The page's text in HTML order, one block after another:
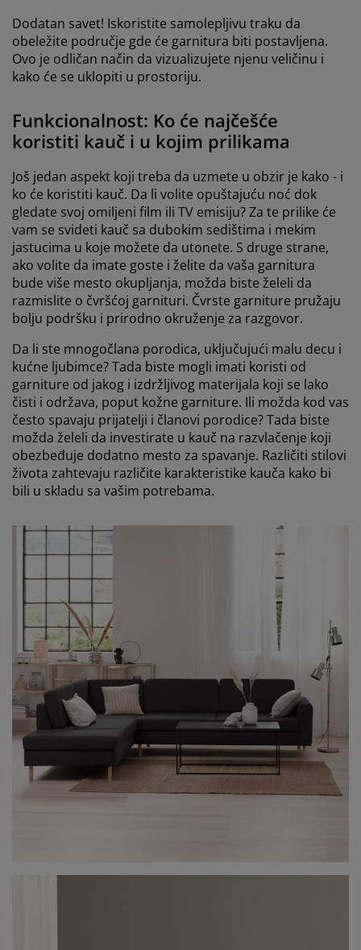
Dodatan savet! Iskoristite samolepljivu traku da
obeležite područje gde će garnitura biti postavljena.
Ovo je odličan način da vizualizujete njenu veličinu i
kako će se uklopiti u prostoriju.
Funkcionalnost: Ko će najčešće
koristiti kauč i u kojim prilikama
Još jedan aspekt koji treba da uzmete u obzir je kako - i
ko će koristiti kauč. Da li volite opuštajuću noć dok
gledate svoj omiljeni film ili TV emisiju? Za te prilike će
vam se svideti kauč sa dubokim sedištima i mekim
jastucima u koje možete da utonete. S druge strane,
ako volite da imate goste i želite da vaša garnitura
bude više mesto okupljanja, možda biste želeli da
razmislite o čvršćoj garnituri. Čvrste garniture pružaju
bolju podršku i prirodno okruženje za razgovor.
Da li ste mnogočlana porodica, uključujući malu decu i
kućne ljubimce? Tada biste mogli imati koristi od
garniture od jakog i izdržljivog materijala koji se lako
čisti i održava, poput kožne garniture. Ili možda kod vas
često spavaju prijatelji i članovi porodice? Tada biste
možda želeli da investirate u kauč na razvlačenje koji
obezbeđuje dodatno mesto za spavanje. Različiti stilovi
života zahtevaju različite karakteristike kauča kako bi
bili u skladu sa vašim potrebama.